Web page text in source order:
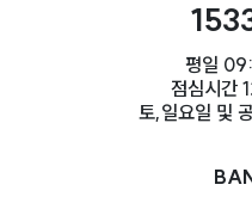
평일
점심시간
토,일요일 및